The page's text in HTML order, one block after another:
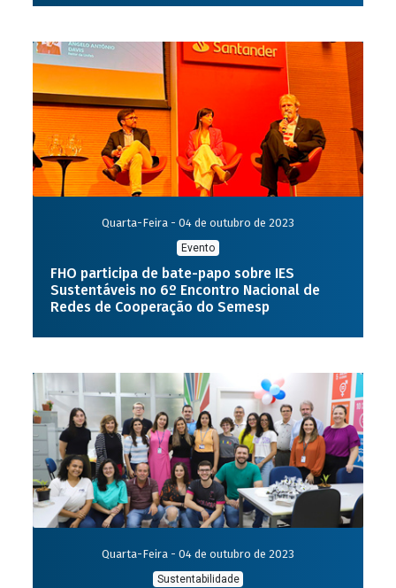
Quarta-Feira - 04 de outubro de 2023
Evento
FHO participa de bate-papo sobre IES
Sustentáveis no 6º Encontro Nacional de
Redes de Cooperação do Semesp
Quarta-Feira - 04 de outubro de 2023
Sustentabilidade